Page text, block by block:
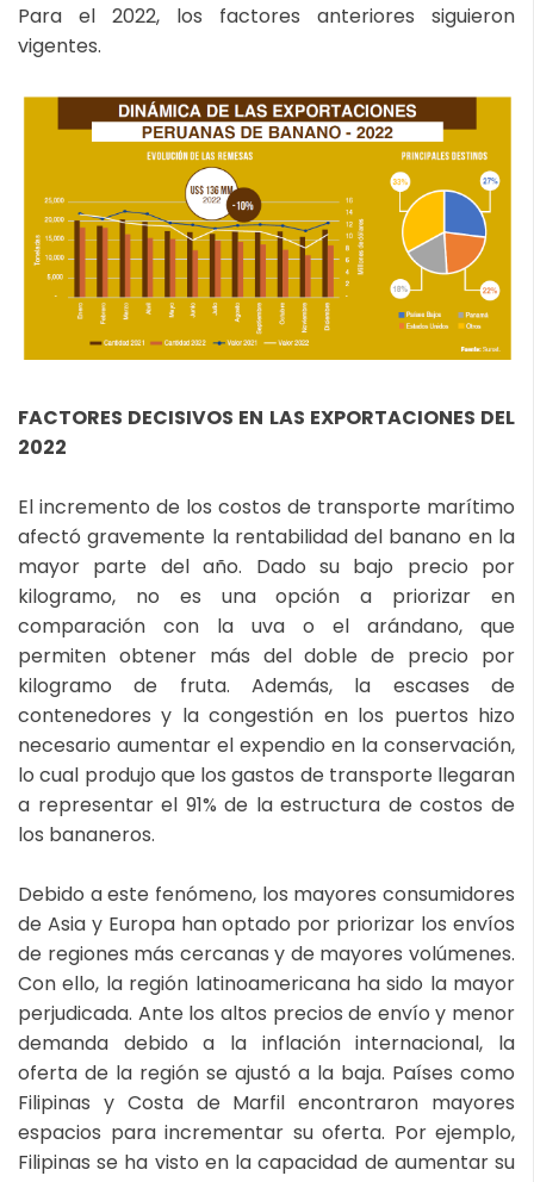
Para el 2022, los factores anteriores siguieron
vigentes.
FACTORES DECISIVOS EN LAS EXPORTACIONES DEL
2022
El incremento de los costos de transporte marítimo
afectó gravemente la rentabilidad del banano en la
mayor parte del año. Dado su bajo precio por
kilogramo, no es una opción a priorizar en
comparación con la uva o el arándano, que
permiten obtener más del doble de precio por
kilogramo de fruta. Además, la escases de
contenedores y la congestión en los puertos hizo
necesario aumentar el expendio en la conservación,
lo cual produjo que los gastos de transporte llegaran
a representar el 91% de la estructura de costos de
los bananeros.
Debido a este fenómeno, los mayores consumidores
de Asia y Europa han optado por priorizar los envíos
de regiones más cercanas y de mayores volúmenes.
Con ello, la región latinoamericana ha sido la mayor
perjudicada. Ante los altos precios de envío y menor
demanda debido a la inflación internacional, la
oferta de la región se ajustó a la baja. Países como
Filipinas y Costa de Marfil encontraron mayores
espacios para incrementar su oferta. Por ejemplo,
Filipinas se ha visto en la capacidad de aumentar su